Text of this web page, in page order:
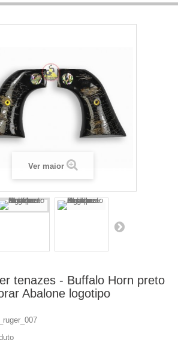
Ver maior
tenazes - Buffalo Horn preto
Abalone logotipo